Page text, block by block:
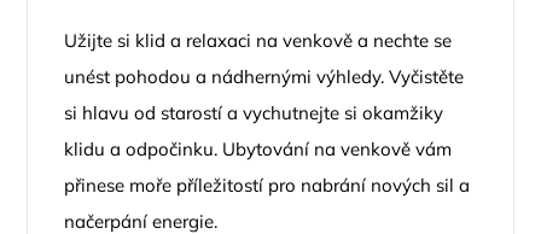
Užijte si klid a relaxaci na venkově a nechte se
unést pohodou a nádhernými výhledy. Vyčistěte
si hlavu od starostí a vychutnejte si okamžiky
klidu a odpočinku. Ubytování na venkově vám
přinese moře příležitostí pro nabrání nových sil a
načerpání energie.